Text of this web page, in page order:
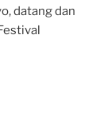
datang dan